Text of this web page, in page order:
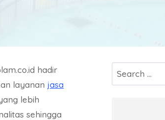
hadir
layanan jasa
lebih
sehingga
Search
for: